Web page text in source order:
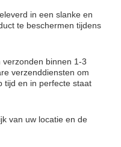
in een slanke en
te beschermen tijdens
binnen 1-3
verzenddiensten om
tijd en in perfecte staat
van uw locatie en de